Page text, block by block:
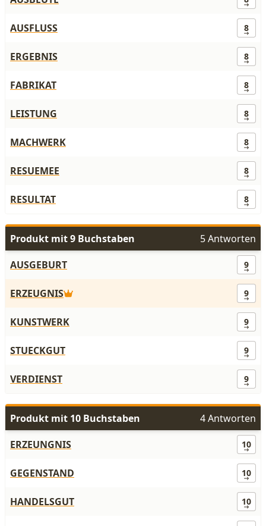
AUSFLUSS 8
ERGEBNIS 8
FABRIKAT 8
LEISTUNG 8
MACHWERK 8
RESUEMEE 8
RESULTAT 8
Produkt mit 9 Buchstaben
5 Antworten
AUSGEBURT
9
ERZEUGNIS 9
KUNSTWERK 9
STUECKGUT 9
VERDIENST 9
Produkt mit 10 Buchstaben
4 Antworten
ERZEUNGNIS
10
GEGENSTAND 10
HANDELSGUT 10